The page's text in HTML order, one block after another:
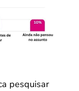
pesquisar